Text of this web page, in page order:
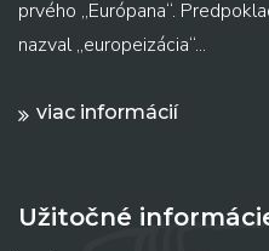
prvého „Európana“.
nazval „europeizácia“...
viac informácií
Užitočné